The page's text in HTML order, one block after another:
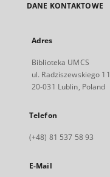
DANE KONTAKTOWE
Adres
Biblioteka UMCS
ul. Radziszewskiego 11
20-031 Lublin, Poland
Telefon
(+48) 81 537 58 93
E-Mail